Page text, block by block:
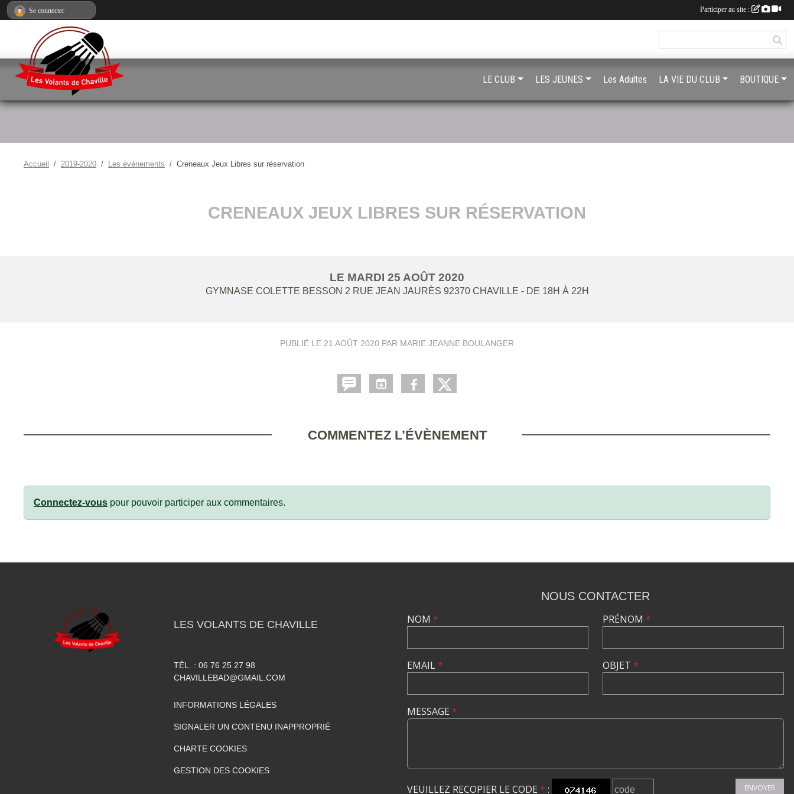
Accueil 2019-2020 Les évènements Creneaux Jeux Libres sur réservation
CRENEAUX JEUX LIBRES SUR RÉSERVATION
LE MARDI 25 AOÛT 2020
GYMNASE COLETTE BESSON 2 RUE JEAN JAURÈS 92370 CHAVILLE - DE 18H À 22H
PUBLIÉ LE 21 AOÛT 2020 PAR MARIE JEANNE BOULANGER
COMMENTEZ L’ÉVÈNEMENT
Connectez-vous pour pouvoir participer aux commentaires.
LE CLUB LES JEUNES Les Adultes LA VIE DU CLUB BOUTIQUE
LES VOLANTS DE CHAVILLE
TÉL. : 06 76 25 27 98
CHAVILLEBAD@GMAIL.COM
INFORMATIONS LÉGALES
SIGNALER UN CONTENU INAPPROPRIÉ
CHARTE COOKIES
GESTION DES COOKIES
NOUS CONTACTER
NOM *
EMAIL*
PRÉNOM *
OBJET *
MESSAGE *
VEUILLEZ RECOPIER LE CODE * : ENVOYER
Se connecter Participer au site :
Panneau de gestion des cookies